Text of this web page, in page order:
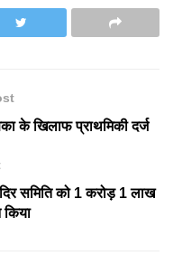
के खिलाफ प्राथमिकी दर्ज
समिति को 1 करोड़ 1 लाख